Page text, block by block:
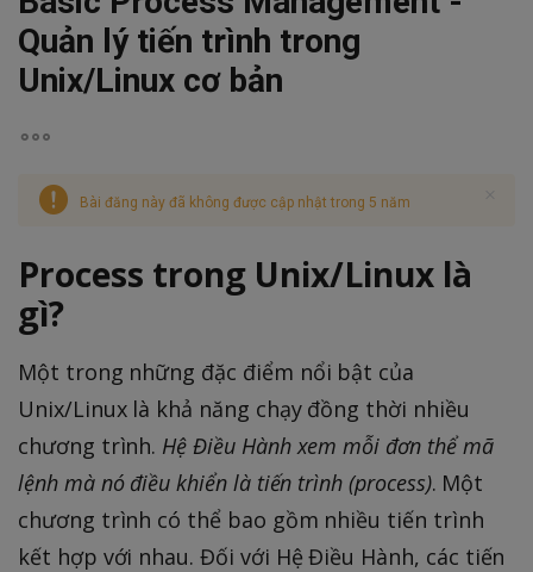
Quản lý tiến trình trong
Unix/Linux cơ bản
Bài đăng này đã không được cập nhật trong 5 năm
Process trong Unix/Linux là
gì?
Một trong những đặc điểm nổi bật của
Unix/Linux là khả năng chạy đồng thời nhiều
chương trình. Hệ Điều Hành xem mỗi đơn thể mã
lệnh mà nó điều khiển là tiến trình (process). Một
chương trình có thể bao gồm nhiều tiến trình
kết hợp với nhau. Đối với Hệ Điều Hành, các tiến